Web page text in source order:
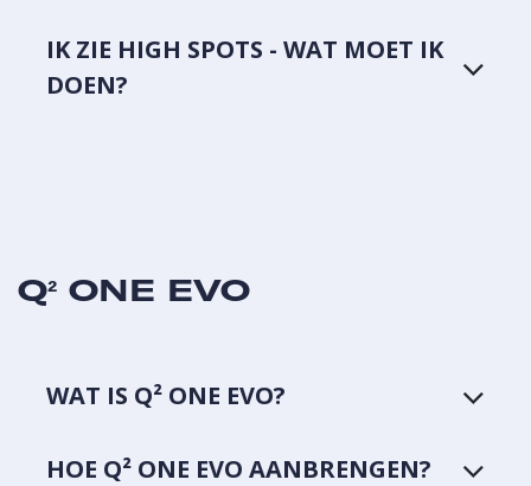
IK ZIE HIGH SPOTS - WAT MOET IK
DOEN?
Q² ONE EVO
WAT IS Q² ONE EVO?
HOE Q² ONE EVO AANBRENGEN?